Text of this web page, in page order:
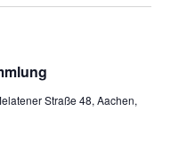
Straße 48, Aachen,